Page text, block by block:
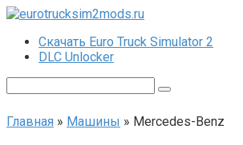
Перейти
контентуСкачать Euro Truck Simulator 2
DLC Unlocker
Главная » Машины » Mercedes-Benz